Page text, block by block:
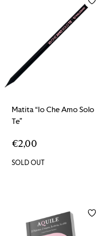
Matita “Io Che Amo Solo
Te”
€2,00
SOLD OUT